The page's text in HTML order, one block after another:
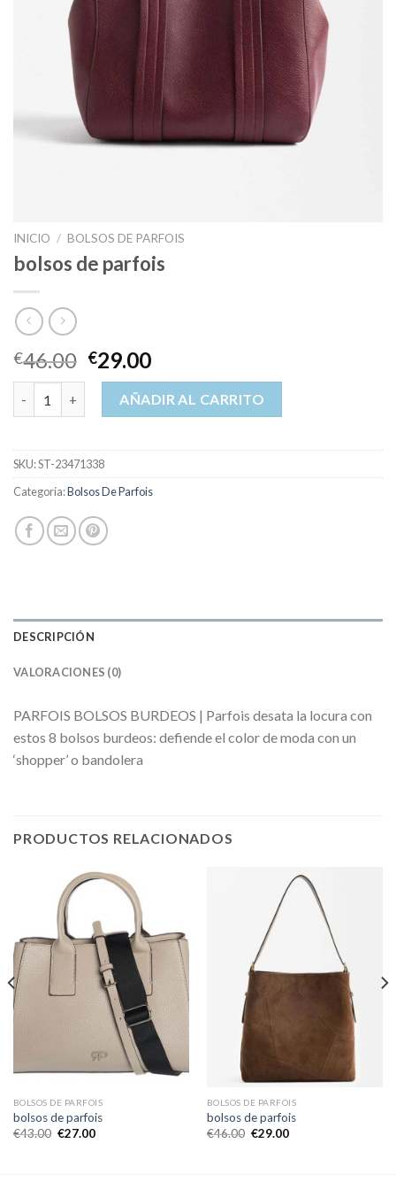
INICIO / BOLSOS DE PARFOIS
bolsos de parfois
€46.00 €29.00
bolsos de parfois cantidadAÑADIR AL CARRITO
SKU:ST-23471338
Categoría:Bolsos De Parfois
DESCRIPCIÓN
VALORACIONES (0)
PARFOIS BOLSOS BURDEOS | Parfois desata la locura con
estos 8 bolsos burdeos: defiende el color de moda con un
‘shopper’ o bandolera
PRODUCTOS RELACIONADOS
BOLSOS DE PARFOIS
bolsos de parfois
€43.00 €27.00
BOLSOS DE PARFOIS
bolsos de parfois
€46.00 €29.00